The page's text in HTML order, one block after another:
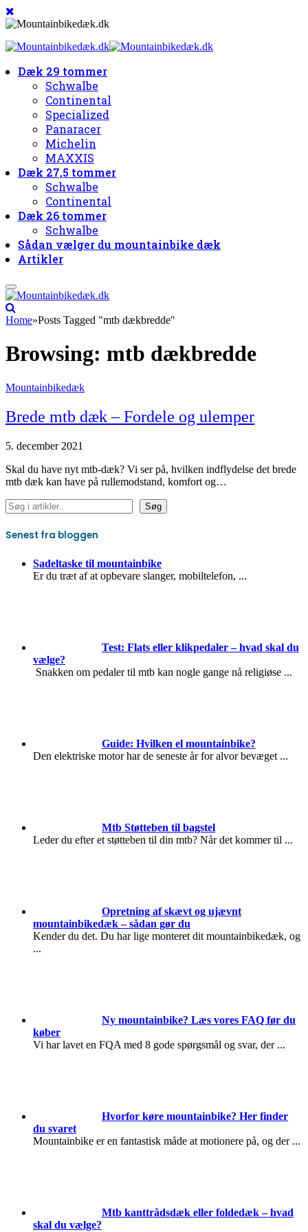
Dæk 29 tommer
Schwalbe
Continental
Specialized
Panaracer
Michelin
MAXXIS
Dæk 27,5 tommer
Schwalbe
Continental
Dæk 26 tommer
Schwalbe
Sådan vælger du mountainbike dæk
Artikler
Home»Posts Tagged "mtb dækbredde"
Browsing: mtb dækbredde
Mountainbikedæk
Brede mtb dæk – Fordele og ulemper
5. december 2021
Skal du have nyt mtb-dæk? Vi ser på, hvilken indflydelse det brede
mtb dæk kan have på rullemodstand, komfort og…
Søg
Søg
Senest fra bloggen
Sadeltaske til mountainbike
Er du træt af at opbevare slanger, mobiltelefon, ...
Test: Flats eller klikpedaler – hvad skal du
vælge?
Snakken om pedaler til mtb kan nogle gange nå religiøse ...
Guide: Hvilken el mountainbike?
Den elektriske motor har de seneste år for alvor bevæget ...
Mtb Støtteben til bagstel
Leder du efter et støtteben til din mtb? Når det kommer til ...
Opretning af skævt og ujævnt
mountainbikedæk – sådan gør du
Kender du det. Du har lige monteret dit mountainbikedæk, og
...
Ny mountainbike? Læs vores FAQ før du
køber
Vi har lavet en FQA med 8 gode spørgsmål og svar, der ...
Hvorfor køre mountainbike? Her finder
du svaret
Mountainbike er en fantastisk måde at motionere på, og der ...
Mtb kanttrådsdæk eller foldedæk – hvad
skal du vælge?